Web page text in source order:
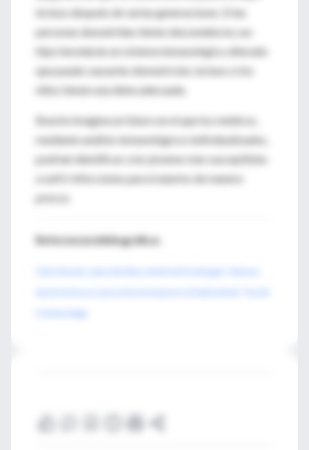
incluso después de varias generaciones. Si las
personas desnutridas tienen descendencia, sus
hijos heredarán un sistema inmunológico alterado
que puede causarles desnutrición, incluso si los
niños tienen una dieta adecuada.
Bourke imagina un futuro en el que los médicos,
mediante análisis inmunológicos individualizados,
podrían identificar a los jóvenes más susceptibles
a sufrir infecciones para tratarlos de manera
precoz.
Referencia bibliográfica: